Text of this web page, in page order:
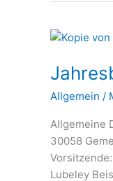
Allgemein /
Allgemeine
30058
Lubeley